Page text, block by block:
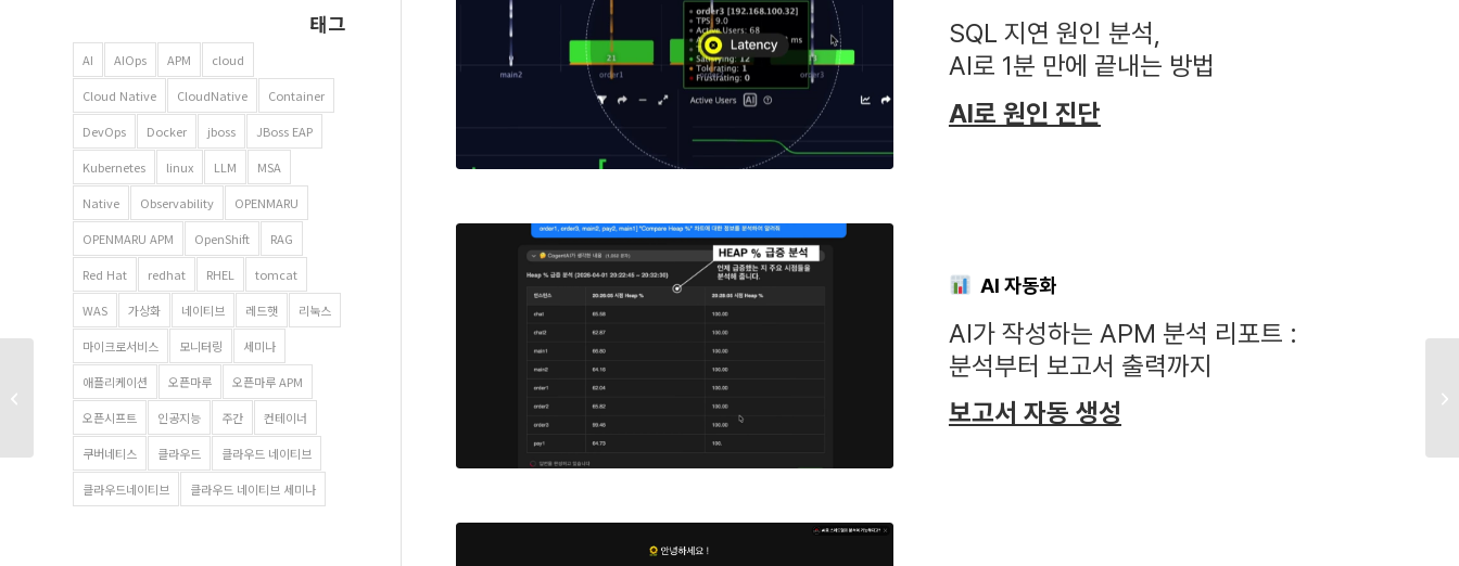
SQL 지연 원인 분석,
AI로 1분 만에 끝내는 방법
AI로 원인 진단
AI 자동화
AI가 작성하는 APM 분석 리포트 :
분석부터 보고서 출력까지
보고서 자동 생성
태그
AI AIOps APM cloud
Cloud Native CloudNative Container
DevOps Docker jboss JBoss EAP
Kubernetes linux LLM MSA
Native Observability OPENMARU
OPENMARU APM OpenShift RAG
Red Hat redhat RHEL tomcat
WAS 가상화 네이티브 레드햇 리눅스
마이크로서비스 모니터링 세미나
애플리케이션 오픈마루 오픈마루 APM
오픈시프트 인공지능 주간 컨테이너
쿠버네티스 클라우드 클라우드 네이티브
클라우드네이티브 클라우드 네이티브 세미나
AI Native News | 코드
한 줄 없이, 마우스
클릭으로 끝내는 AI...